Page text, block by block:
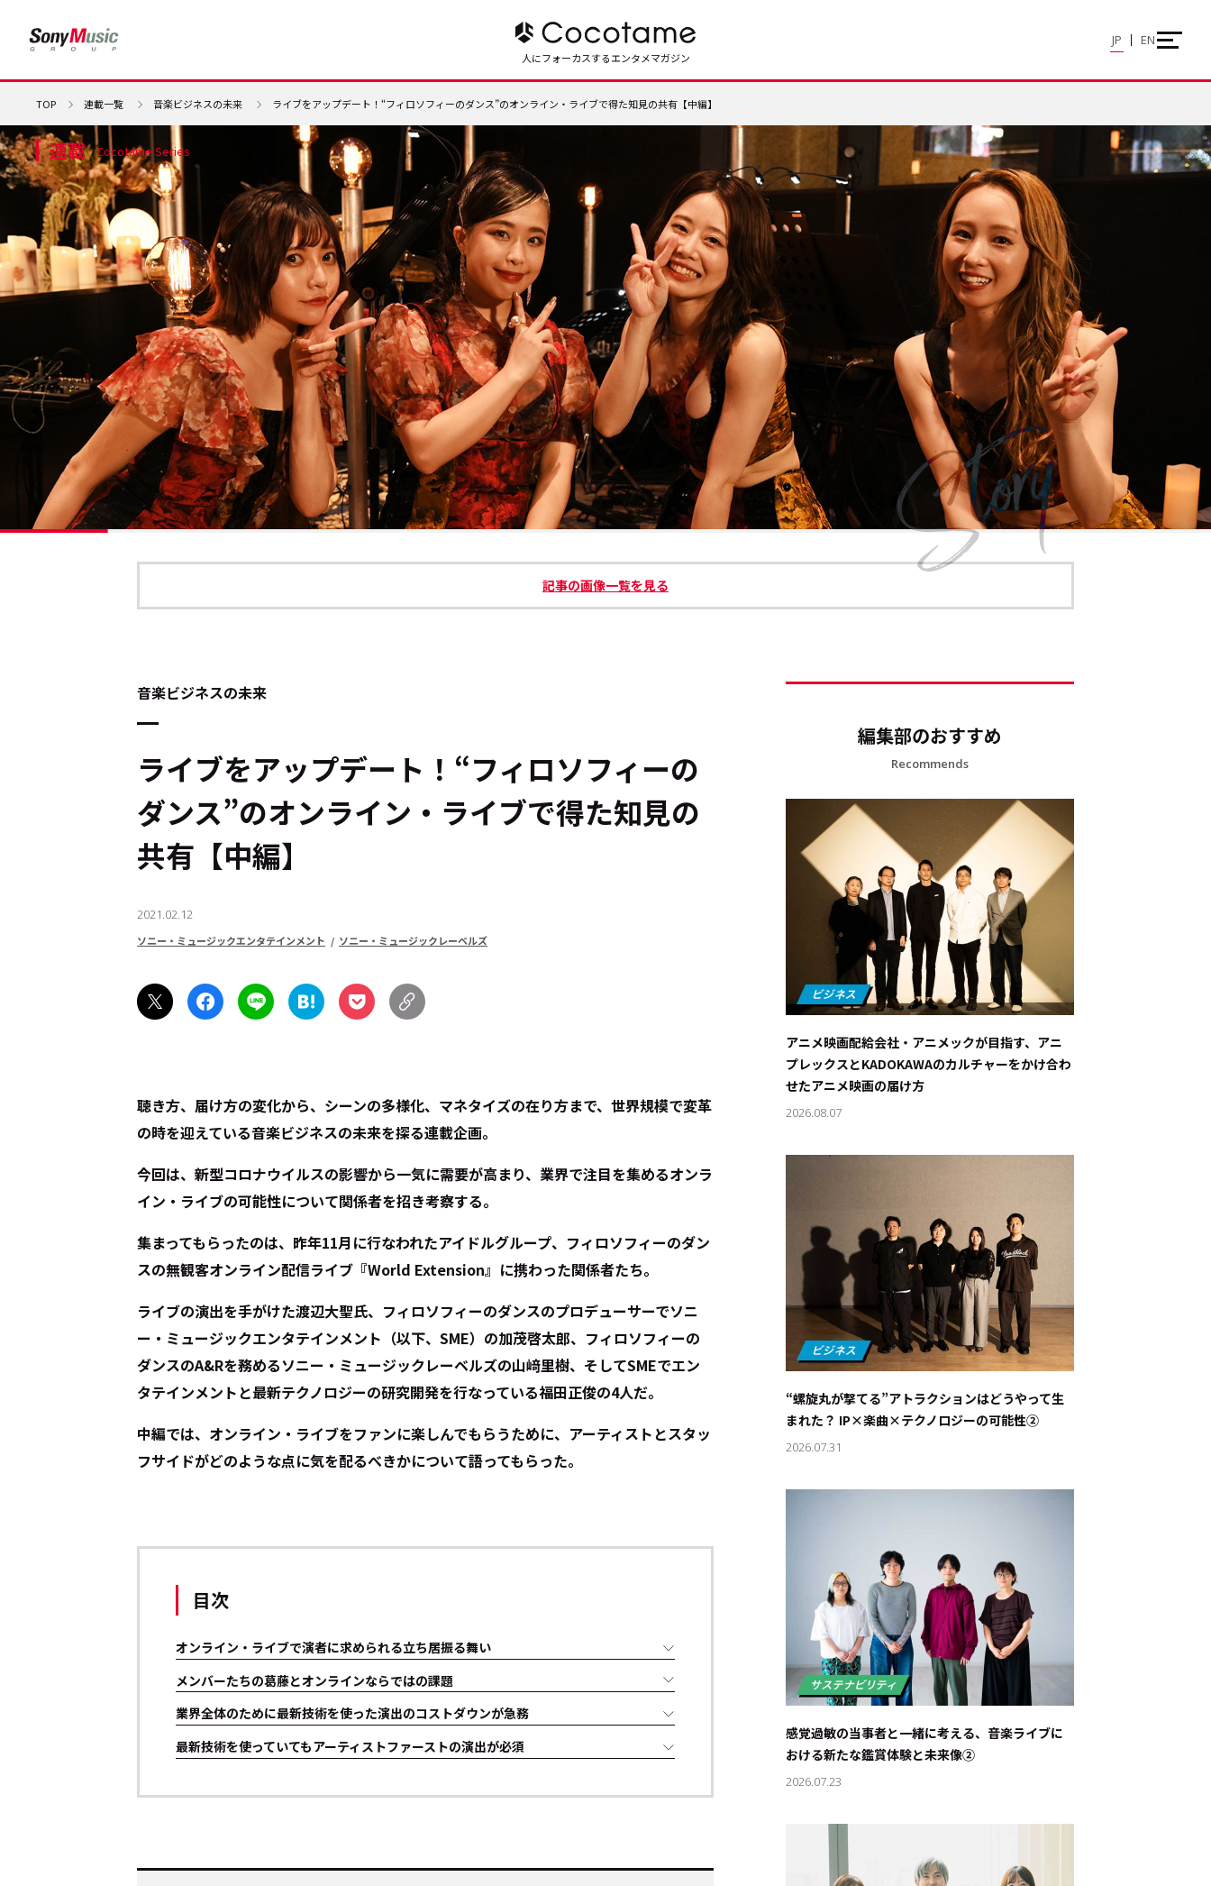
トップ Top
人にフォーカスするエンタメマガジン
JP EN
TOP 連載一覧 音楽ビジネスの未来 ライブをアップデート！――“フィロソフィーのダンス”のオンライン・ライブで得た知見の共有【中編】
連載 Cocotame Series
記事の画像一覧を見る
音楽ビジネスの未来
ライブをアップデート！――“フィロソフィーの
ダンス”のオンライン・ライブで得た知見の
共有【中編】
2021.02.12
ソニー・ミュージックエンタテインメント ソニー・ミュージックレーベルズ
聴き方、届け方の変化から、シーンの多様化、マネタイズの在り方まで、世界規模で変革
の時を迎えている音楽ビジネスの未来を探る連載企画。
今回は、新型コロナウイルスの影響から一気に需要が高まり、業界で注目を集めるオンラ
イン・ライブの可能性について関係者を招き考察する。
集まってもらったのは、昨年11月に行なわれたアイドルグループ、フィロソフィーのダン
スの無観客オンライン配信ライブ『World Extension』に携わった関係者たち。
ライブの演出を手がけた渡辺大聖氏、フィロソフィーのダンスのプロデューサーでソニ
ー・ミュージックエンタテインメント（以下、SME）の加茂啓太郎、フィロソフィーの
ダンスのA&Rを務めるソニー・ミュージックレーベルズの山﨑里樹、そしてSMEでエン
タテインメントと最新テクノロジーの研究開発を行なっている福田正俊の4人だ。
中編では、オンライン・ライブをファンに楽しんでもらうために、アーティストとスタッ
フサイドがどのような点に気を配るべきかについて語ってもらった。
目次
オンライン・ライブで演者に求められる立ち居振る舞い
メンバーたちの葛藤とオンラインならではの課題
業界全体のために最新技術を使った演出のコストダウンが急務
最新技術を使っていてもアーティストファーストの演出が必須
編集部のおすすめ
Recommends
アニメ映画配給会社・アニメックが目指す、アニ
プレックスとKADOKAWAのカルチャーをかけ合わ
せたアニメ映画の届け方
2026.08.07
“螺旋丸が撃てる”アトラクションはどうやって生
まれた？ IP×楽曲×テクノロジーの可能性②
2026.07.31
感覚過敏の当事者と一緒に考える、音楽ライブに
おける新たな鑑賞体験と未来像②
2026.07.23